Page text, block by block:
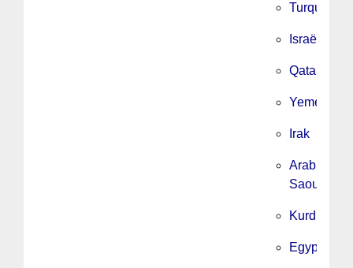
Turquie
Israël
Qatar
Yemen
Irak
Arabie
Saoudite
Kurdistan
Egypte